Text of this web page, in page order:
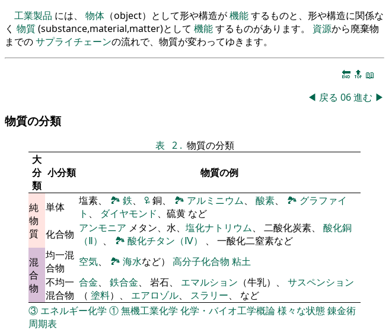
工業製品 には、 物体 （object）として形や構造が機能するものと、形や構造に関係な
く 物質(substance,material,matter)として 機能するものがあります。 資源から廃棄物
までのサプライチェーンの流れで、物質が変わってゆきます。
🔚 🔝 📖
◀ 戻る 06進む ▶
物質の分類
表 2 . 物質の分類
大
分
類
小分類 物質の例
純
物
質
単体 塩素、 🏞 鉄、 🜠銅、 🏞 アルミニウム、 酸素、 🏞 グラファイ
ト 、 ダイヤモンド、硫黄 など
化合物 アンモニア メタン、水、 塩化ナトリウム、 二酸化炭素、 酸化銅
（Ⅱ） 、 🏞 酸化チタン（Ⅳ） 、 一酸化二窒素など
混
合
物
均一混
合物
空気、 🏞 海水など） 高分子化合物 粘土
不均一
混合物
合金、 鉄合金、 岩石、 エマルション （牛乳）、 サスペンション
（ 塗料）、 エアロゾル、 スラリー、 など
③ エネルギー化学 ①無機工業化学 化学・バイオ工学概論様々な状態錬金術
周期表